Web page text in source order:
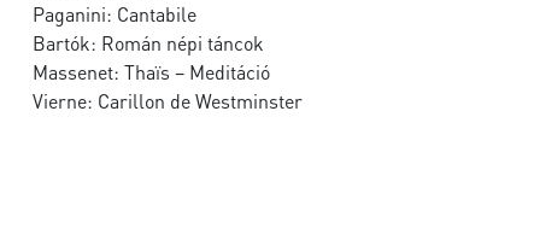
Paganini: Cantabile
Bartók: Román népi táncok
Massenet: Thaïs – Meditáció
Vierne: Carillon de Westminster